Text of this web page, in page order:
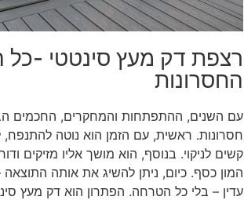
רצפת דק מעץ סינטטי -כל
החסרונות
עם השנים, ההתפתחות והמחקרים, החכמים
חסרונות. ראשית, עם הזמן הוא נוטה להתנפח,
קשים לניקוי. בנוסף, הוא מושך אליו מזיקים
המון כסף. כיום, ניתן להשיג את אותה
עדין – בלי כל הטרחה. הפתרון הוא דק מעץ